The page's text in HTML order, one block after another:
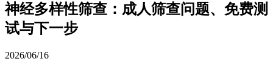
神经多样性筛查：成人筛查问题、免费测
试与下一步
2026/06/16